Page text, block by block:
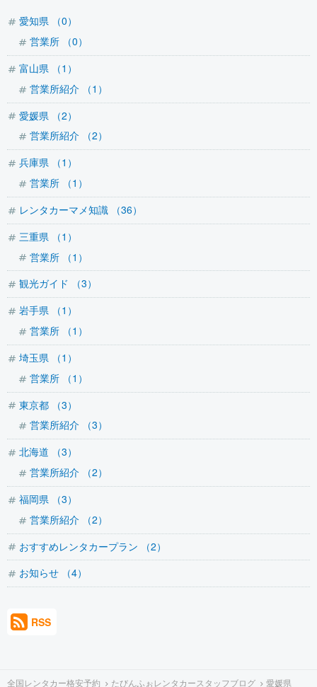
愛知県 （0）
営業所 （0）
富山県 （1）
営業所紹介 （1）
愛媛県 （2）
営業所紹介 （2）
兵庫県 （1）
営業所 （1）
レンタカーマメ知識 （36）
三重県 （1）
営業所 （1）
観光ガイド （3）
岩手県 （1）
営業所 （1）
埼玉県 （1）
営業所 （1）
東京都 （3）
営業所紹介 （3）
北海道 （3）
営業所紹介 （2）
福岡県 （3）
営業所紹介 （2）
おすすめレンタカープラン （2）
お知らせ （4）
RSS
全国レンタカー格安予約 たびんふぉレンタカースタッフブログ 愛媛県